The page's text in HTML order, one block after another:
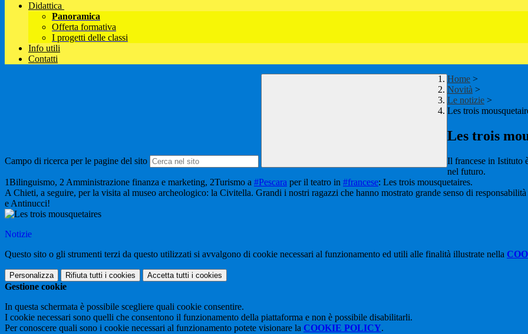
Didattica
Panoramica
Offerta formativa
I progetti delle classi
Info utili
Contatti
Campo di ricerca per le pagine del sito
Home >
Novità >
Le notizie >
Les trois
Les trois
Il francese in Istituto
nel futuro.
1Bilinguismo, 2 Amministrazione finanza e marketing, 2Turismo a #Pescara per il teatro in #francese: Les trois mousquetaires.
A Chieti, a seguire, per la visita al museo archeologico: la Civitella. Grandi i nostri ragazzi che hanno mostrato grande senso di
e Antinucci!
Notizie
Questo sito o gli strumenti terzi da questo utilizzati si avvalgono di cookie necessari al funzionamento ed utili alle finalità illustrate nella
Personalizza Rifiuta tutti i cookies Accetta tutti i cookies
Gestione cookie
In questa schermata è possibile scegliere quali cookie consentire.
I cookie necessari sono quelli che consentono il funzionamento della piattaforma e non è possibile disabilitarli.
Per conoscere quali sono i cookie necessari al funzionamento potete visionare la COOKIE POLICY.